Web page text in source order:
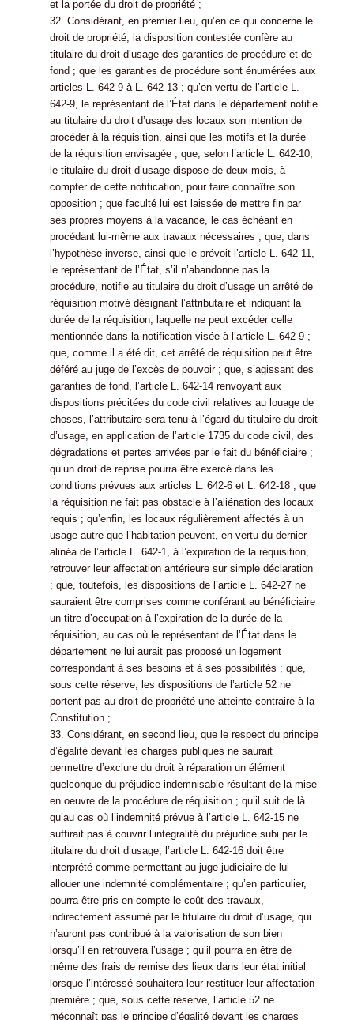
et la portée du droit de propriété ;
32. Considérant, en premier lieu, qu’en ce qui concerne le
droit de propriété, la disposition contestée confère au
titulaire du droit d’usage des garanties de procédure et de
fond ; que les garanties de procédure sont énumérées aux
articles L. 642-9 à L. 642-13 ; qu’en vertu de l’article L.
642-9, le représentant de l’État dans le département notifie
au titulaire du droit d’usage des locaux son intention de
procéder à la réquisition, ainsi que les motifs et la durée
de la réquisition envisagée ; que, selon l’article L. 642-10,
le titulaire du droit d’usage dispose de deux mois, à
compter de cette notification, pour faire connaître son
opposition ; que faculté lui est laissée de mettre fin par
ses propres moyens à la vacance, le cas échéant en
procédant lui-même aux travaux nécessaires ; que, dans
l’hypothèse inverse, ainsi que le prévoit l’article L. 642-11,
le représentant de l’État, s’il n’abandonne pas la
procédure, notifie au titulaire du droit d’usage un arrêté de
réquisition motivé désignant l’attributaire et indiquant la
durée de la réquisition, laquelle ne peut excéder celle
mentionnée dans la notification visée à l’article L. 642-9 ;
que, comme il a été dit, cet arrêté de réquisition peut être
déféré au juge de l’excès de pouvoir ; que, s’agissant des
garanties de fond, l’article L. 642-14 renvoyant aux
dispositions précitées du code civil relatives au louage de
choses, l’attributaire sera tenu à l’égard du titulaire du droit
d’usage, en application de l’article 1735 du code civil, des
dégradations et pertes arrivées par le fait du bénéficiaire ;
qu’un droit de reprise pourra être exercé dans les
conditions prévues aux articles L. 642-6 et L. 642-18 ; que
la réquisition ne fait pas obstacle à l’aliénation des locaux
requis ; qu’enfin, les locaux régulièrement affectés à un
usage autre que l’habitation peuvent, en vertu du dernier
alinéa de l’article L. 642-1, à l’expiration de la réquisition,
retrouver leur affectation antérieure sur simple déclaration
; que, toutefois, les dispositions de l’article L. 642-27 ne
sauraient être comprises comme conférant au bénéficiaire
un titre d’occupation à l’expiration de la durée de la
réquisition, au cas où le représentant de l’État dans le
département ne lui aurait pas proposé un logement
correspondant à ses besoins et à ses possibilités ; que,
sous cette réserve, les dispositions de l’article 52 ne
portent pas au droit de propriété une atteinte contraire à la
Constitution ;
33. Considérant, en second lieu, que le respect du principe
d’égalité devant les charges publiques ne saurait
permettre d’exclure du droit à réparation un élément
quelconque du préjudice indemnisable résultant de la mise
en oeuvre de la procédure de réquisition ; qu’il suit de là
qu’au cas où l’indemnité prévue à l’article L. 642-15 ne
suffirait pas à couvrir l’intégralité du préjudice subi par le
titulaire du droit d’usage, l’article L. 642-16 doit être
interprété comme permettant au juge judiciaire de lui
allouer une indemnité complémentaire ; qu’en particulier,
pourra être pris en compte le coût des travaux,
indirectement assumé par le titulaire du droit d’usage, qui
n’auront pas contribué à la valorisation de son bien
lorsqu’il en retrouvera l’usage ; qu’il pourra en être de
même des frais de remise des lieux dans leur état initial
lorsque l’intéressé souhaitera leur restituer leur affectation
première ; que, sous cette réserve, l’article 52 ne
méconnaît pas le principe d’égalité devant les charges